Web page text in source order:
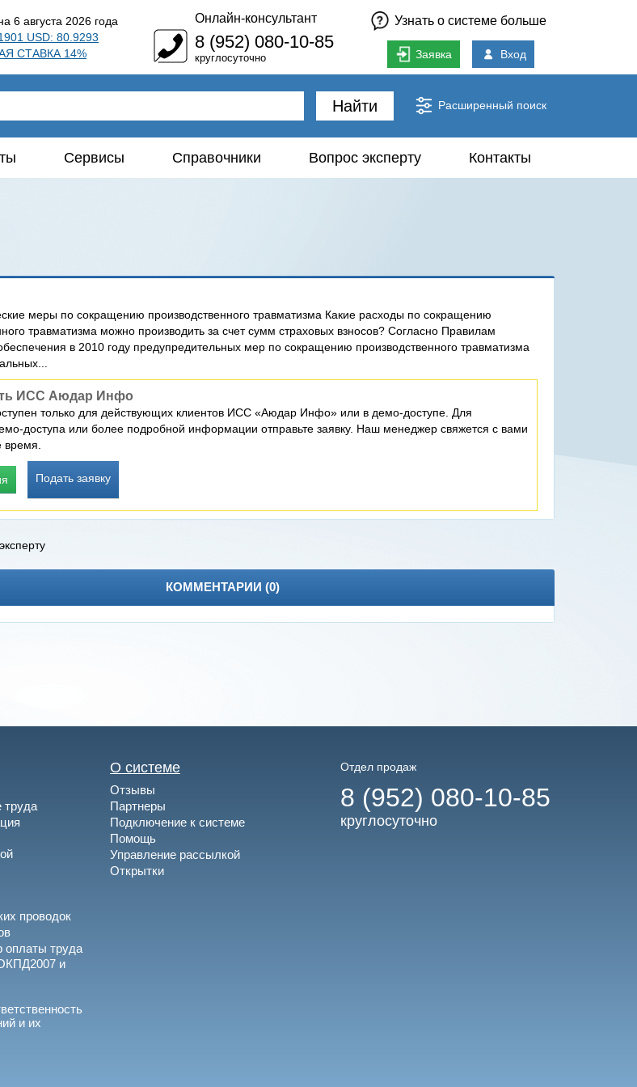
6 августа 2026 года
USD: 80.9293
СТАВКА 14%
Онлайн-консультант
8 (952) 080-10-85
круглосуточно
Узнать о системе больше
Заявка Вход
Найти Расширенный поиск
Сервисы Справочники Вопрос эксперту Контакты
меры по сокращению производственного травматизма Какие расходы по сокращению
травматизма можно производить за счет сумм страховых взносов? Согласно Правилам
в 2010 году предупредительных мер по сокращению производственного травматизма
ИСС Аюдар Инфо
только для действующих клиентов ИСС «Аюдар Инфо» или в демо-доступе. Для
доступа или более подробной информации отправьте заявку. Наш менеджер свяжется с вами
Подать заявку
КОММЕНТАРИИ (0)
труда
проводок
труда
и
и их
О системе
Отзывы
Партнеры
Подключение к системе
Помощь
Управление рассылкой
Открытки
Отдел продаж
8 (952) 080-10-85
круглосуточно